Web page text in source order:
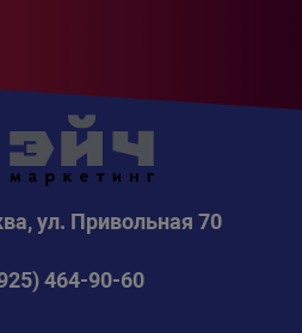
ул. Привольная 70
464-90-60